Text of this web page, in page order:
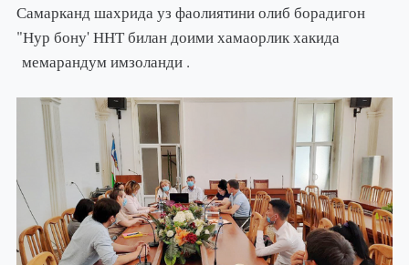
Самарканд шахрида уз фаолиятини олиб борадигон
"Нур бону' ННТ билан доими хамаорлик хакида
мемарандум имзоланди .